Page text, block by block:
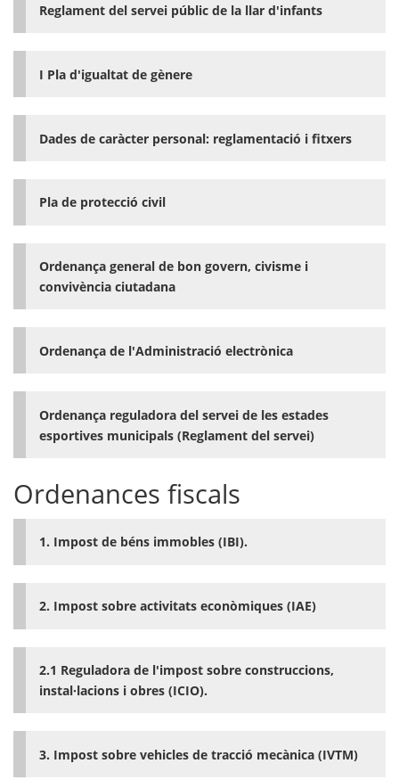
Reglament del servei públic de la llar d'infants
I Pla d'igualtat de gènere
Dades de caràcter personal: reglamentació i fitxers
Pla de protecció civil
Ordenança general de bon govern, civisme i
convivència ciutadana
Ordenança de l'Administració electrònica
Ordenança reguladora del servei de les estades
esportives municipals (Reglament del servei)
Ordenances fiscals
1. Impost de béns immobles (IBI).
2. Impost sobre activitats econòmiques (IAE)
2.1 Reguladora de l'impost sobre construccions,
instal·lacions i obres (ICIO).
3. Impost sobre vehicles de tracció mecànica (IVTM)